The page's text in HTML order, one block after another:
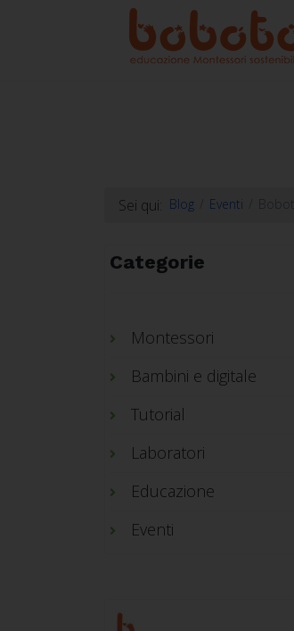
Sei qui: Blog Eventi
Categorie
Montessori
Bambini e digitale
Tutorial
Laboratori
Educazione
Eventi